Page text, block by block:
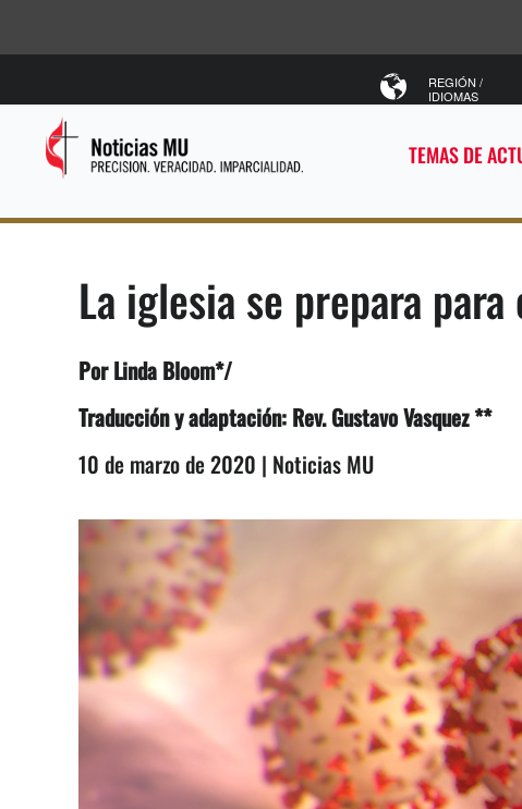
TEMAS DE
REGIÓN /
IDIOMAS
La iglesia se prepara
Por Linda Bloom*/
Traducción y adaptación: Rev. Gustavo Vasquez **
10 de marzo de 2020 | Noticias MU